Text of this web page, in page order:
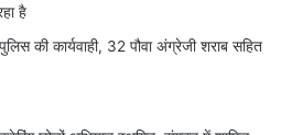
है
की कार्यवाही, 32 पौवा अंग्रेजी शराब सहित